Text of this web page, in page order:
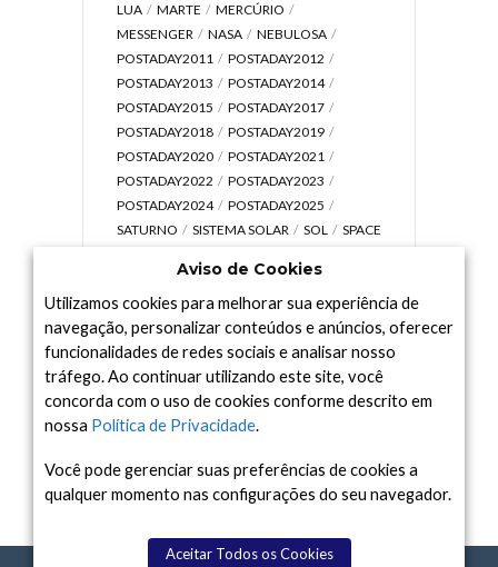
LUA
MARTE
MERCÚRIO
MESSENGER
NASA
NEBULOSA
POSTADAY2011
POSTADAY2012
POSTADAY2013
POSTADAY2014
POSTADAY2015
POSTADAY2017
POSTADAY2018
POSTADAY2019
POSTADAY2020
POSTADAY2021
POSTADAY2022
POSTADAY2023
POSTADAY2024
POSTADAY2025
SATURNO
SISTEMA SOLAR SOL
SPACE
UNIVERSO
VÍDEO
Arquivo
Arquivo
Aviso de Cookies
Utilizamos cookies para melhorar sua experiência de
navegação, personalizar conteúdos e anúncios, oferecer
funcionalidades de redes sociais e analisar nosso
tráfego. Ao continuar utilizando este site, você
concorda com o uso de cookies conforme descrito em
nossa Política de Privacidade.
Você pode gerenciar suas preferências de cookies a
qualquer momento nas configurações do seu navegador.
Aceitar Todos os Cookies